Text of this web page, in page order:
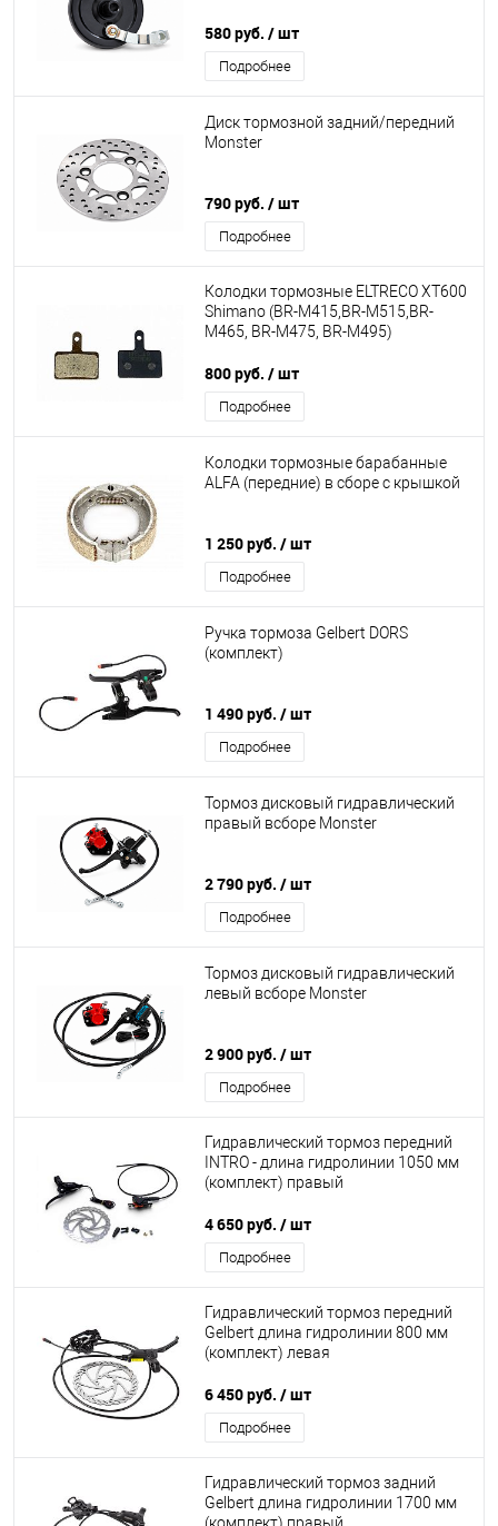
580 руб. / шт
Подробнее
Диск тормозной задний/передний
Monster
790 руб. / шт
Подробнее
Колодки тормозные ELTRECO XT600
Shimano (BR-M415,BR-M515,BR-
M465, BR-M475, BR-M495)
800 руб. / шт
Подробнее
Колодки тормозные барабанные
ALFA (передние) в сборе с крышкой
1 250 руб. / шт
Подробнее
Ручка тормоза Gelbert DORS
(комплект)
1 490 руб. / шт
Подробнее
Тормоз дисковый гидравлический
правый всборе Monster
2 790 руб. / шт
Подробнее
Тормоз дисковый гидравлический
левый всборе Monster
2 900 руб. / шт
Подробнее
Гидравлический тормоз передний
INTRO - длина гидролинии 1050 мм
(комплект) правый
4 650 руб. / шт
Подробнее
Гидравлический тормоз передний
Gelbert длина гидролинии 800 мм
(комплект) левая
6 450 руб. / шт
Подробнее
Гидравлический тормоз задний
Gelbert длина гидролинии 1700 мм